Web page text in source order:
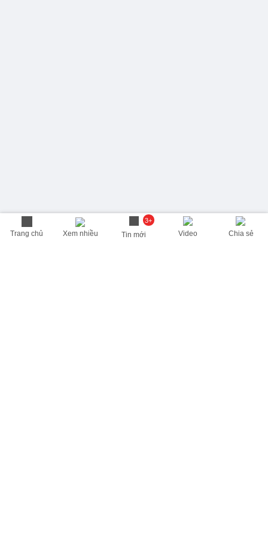
Trang chủ Xem nhiều
3+
Tin mới Video Chia sẻ